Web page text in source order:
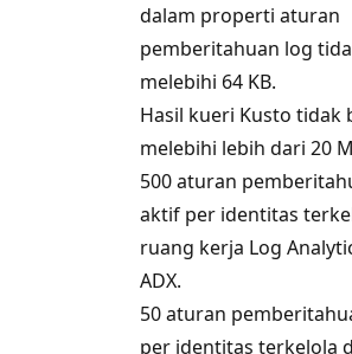
dalam properti aturan
pemberitahuan log
melebihi 64 KB.
Hasil kueri Kusto tidak
melebihi lebih dari 20
500 aturan
aktif per identitas
ruang kerja Log
ADX.
50 aturan
per identitas terkelola